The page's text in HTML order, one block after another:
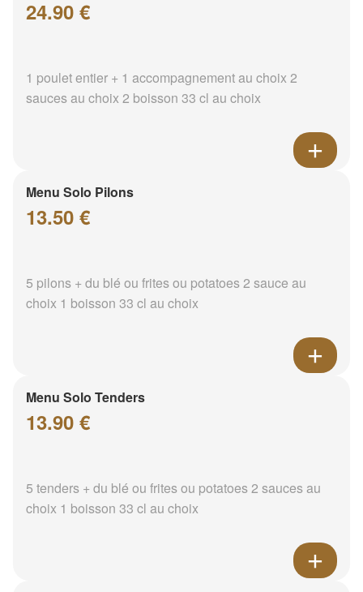
24.90 €
1 poulet entier + 1 accompagnement au choix 2
sauces au choix 2 boisson 33 cl au choix
Menu Solo Pilons
13.50 €
5 pilons + du blé ou frites ou potatoes 2 sauce au
choix 1 boisson 33 cl au choix
Menu Solo Tenders
13.90 €
5 tenders + du blé ou frites ou potatoes 2 sauces au
choix 1 boisson 33 cl au choix